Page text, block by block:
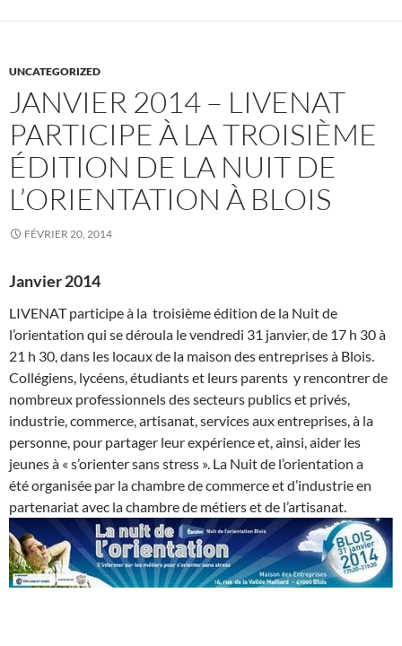
UNCATEGORIZED
JANVIER 2014 – LIVENAT
PARTICIPE À LA TROISIÈME
ÉDITION DE LA NUIT DE
L’ORIENTATION À BLOIS
FÉVRIER 20, 2014
Janvier 2014
LIVENAT participe à la troisième édition de la Nuit de
l’orientation qui se déroula le vendredi 31 janvier, de 17 h 30 à
21 h 30, dans les locaux de la maison des entreprises à Blois.
Collégiens, lycéens, étudiants et leurs parents y rencontrer de
nombreux professionnels des secteurs publics et privés,
industrie, commerce, artisanat, services aux entreprises, à la
personne, pour partager leur expérience et, ainsi, aider les
jeunes à « s’orienter sans stress ». La Nuit de l’orientation a
été organisée par la chambre de commerce et d’industrie en
partenariat avec la chambre de métiers et de l’artisanat.